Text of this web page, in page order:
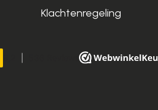
Klachtenregeling